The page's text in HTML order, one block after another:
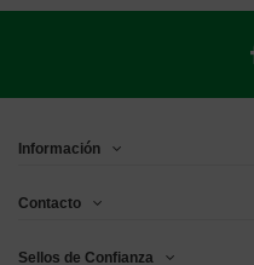
Información
Contacto
Sellos de Confianza